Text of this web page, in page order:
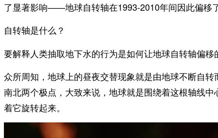
了显著影响——地球自转轴在1993-2010年间因此偏移
自转轴是什么？
要解释人类抽取地下水的行为是如何让地球自转轴偏
众所周知，地球上的昼夜交替现象就是由地球不断自
南北两个极点，大致来说，地球就是围绕着这根轴线
着它旋转起来。